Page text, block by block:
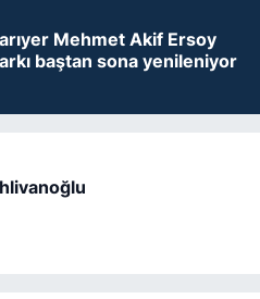
Mehmet Akif Ersoy
baştan sona yenileniyor